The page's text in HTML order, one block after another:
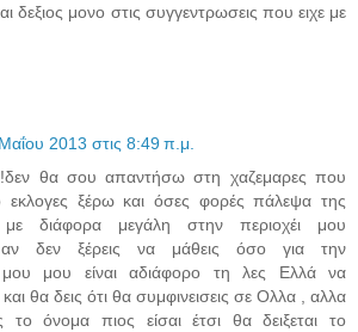
δεξιος μονο στις συγγεντρωσεις που ειχε με
2013 στις 8:49 π.μ.
θα σου απαντήσω στη χαζεμαρες που
ξέρω και όσες φορές πάλεψα της
με διάφορα μεγάλη στην περιοχέι μου
αν δεν ξέρεις να μάθεις όσο για την
μου μου είναι αδιάφορο τη λες Ελλά να
θα δεις ότι θα συμφινεισεις σε Ολλα , αλλα
το όνομα πιος είσαι έτσι θα δειξεται το